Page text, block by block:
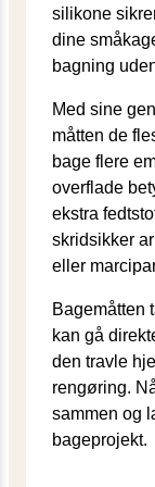
silikone
dine
bagning
Med sine
måtten de
bage flere
overflade
ekstra
skridsikker
eller
Bagemåtten
kan gå
den travle
rengøring.
sammen og
bageprojekt.